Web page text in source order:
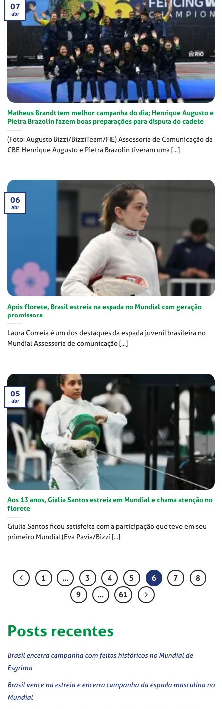
Matheus Brandt tem melhor campanha do dia; Henrique Augusto e
Pietra Brazolin fazem boas preparações para disputa do cadete
(Foto: Augusto Bizzi/BizziTeam/FIE) Assessoria de Comunicação da
CBE Henrique Augusto e Pietra Brazolin tiveram uma [...]
07
abr
Após florete, Brasil estreia na espada no Mundial com geração
promissora
Laura Correia é um dos destaques da espada juvenil brasileira no
Mundial Assessoria de comunicação [...]
06
abr
Aos 13 anos, Giulia Santos estreia em Mundial e chama atenção no
florete
Giulia Santos ficou satisfeita com a participação que teve em seu
primeiro Mundial (Eva Pavia/Bizzi [...]
05
abr
1 … 3 4 5 6 7
8
9
… 61
Posts recentes
Brasil encerra campanha com feitos históricos no Mundial de
Esgrima
Brasil vence na estreia e encerra campanha da espada masculina no
Mundial